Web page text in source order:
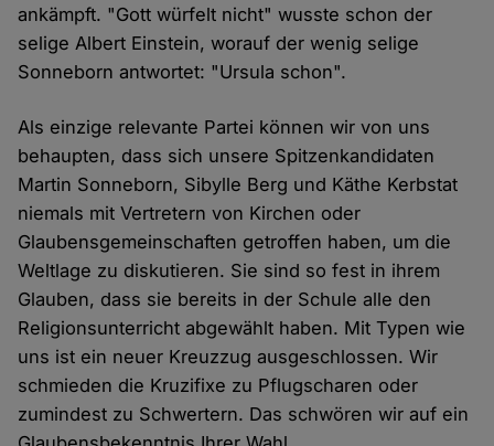
ankämpft. "Gott würfelt nicht" wusste schon der
selige Albert Einstein, worauf der wenig selige
Sonneborn antwortet: "Ursula schon".
Als einzige relevante Partei können wir von uns
behaupten, dass sich unsere Spitzenkandidaten
Martin Sonneborn, Sibylle Berg und Käthe Kerbstat
niemals mit Vertretern von Kirchen oder
Glaubensgemeinschaften getroffen haben, um die
Weltlage zu diskutieren. Sie sind so fest in ihrem
Glauben, dass sie bereits in der Schule alle den
Religionsunterricht abgewählt haben. Mit Typen wie
uns ist ein neuer Kreuzzug ausgeschlossen. Wir
schmieden die Kruzifixe zu Pflugscharen oder
zumindest zu Schwertern. Das schwören wir auf ein